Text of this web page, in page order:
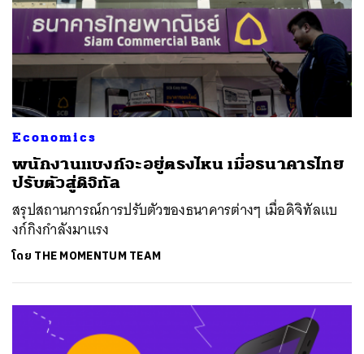
Economics
พนักงานแบงก์จะอยู่ตรงไหน เมื่อธนาคารไทย
ปรับตัวสู่ดิจิทัล
สรุปสถานการณ์การปรับตัวของธนาคารต่างๆ เมื่อดิจิทัลแบ
งก์กิงกำลังมาแรง
โดย THE MOMENTUM TEAM